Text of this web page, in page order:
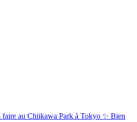
au Chiikawa Park à Tokyo ✨ Bien